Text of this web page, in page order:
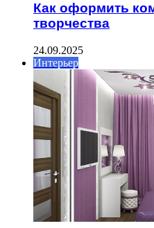
Как оформить
творчества
24.09.2025
Интерьер